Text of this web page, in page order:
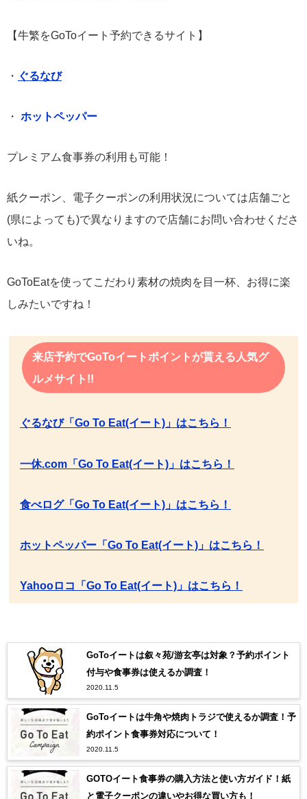
【牛繁をGoToイート予約できるサイト】
・ ぐるなび
・ ホットペッパー
プレミアム食事券の利用も可能！
紙クーポン、電子クーポンの利用状況については店舗ごと
(県によっても)で異なりますので店舗にお問い合わせくださ
いね。
GoToEatを使ってこだわり素材の焼肉を目一杯、お得に楽
しみたいですね！
来店予約でGoToイートポイントが貰える人気グ
ルメサイト!!
ぐるなび「Go To Eat(イート)」はこちら！
一休.com「Go To Eat(イート)」はこちら！
食べログ「Go To Eat(イート)」はこちら！
ホットペッパー「Go To Eat(イート)」はこちら！
Yahooロコ「Go To Eat(イート)」はこちら！
GoToイートは叙々苑/游玄亭は対象？予約ポイント
付与や食事券は使えるか調査！
2020.11.5
GoToイートは牛角や焼肉トラジで使えるか調査！予
約ポイント食事券対応について！
2020.11.5
GOTOイート食事券の購入方法と使い方ガイド！紙
と電子クーポンの違いやお得な買い方も！